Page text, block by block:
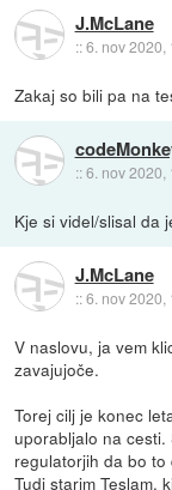
J.McLane
::6. nov 2020,
Zakaj so bili pa na
::6. nov 2020,
Kje si videl/slisal da
J.McLane
::6. nov 2020,
V naslovu, ja vem
zavajujoče.
Torej cilj je konec
uporabljalo na
regulatorjih da bo
Tudi starim Teslam,